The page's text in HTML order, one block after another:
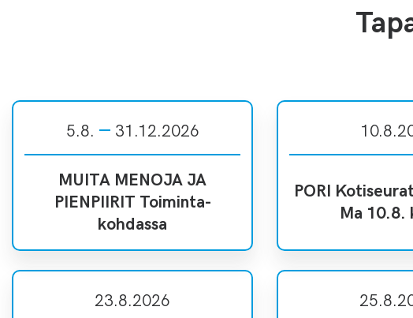
5.8. 31.12.2026
MUITA MENOJA JA
PIENPIIRIT Toiminta-
kohdassa
PORI
Ma 10.8.
23.8.2026